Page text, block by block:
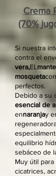
Crema
(70%
Si nuestra
contra el
vera,EL
mosqueta
perfectos.
Debido a su
esencial de
ennaranjay
equilibrio
sebáceo de
Muy útil
cicatrices,